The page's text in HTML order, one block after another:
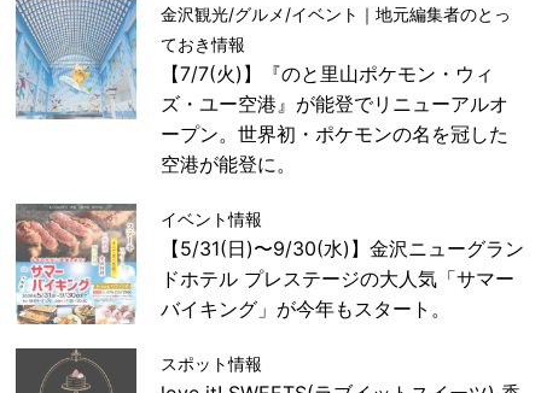
金沢観光/グルメ/イベント｜地元編集者のとっ
ておき情報
【7/7(火)】『のと里山ポケモン・ウィ
ズ・ユー空港』が能登でリニューアルオ
ープン。世界初・ポケモンの名を冠した
空港が能登に。
イベント情報
【5/31(日)〜9/30(水)】金沢ニューグラン
ドホテル プレステージの大人気「サマー
バイキング」が今年もスタート。
スポット情報